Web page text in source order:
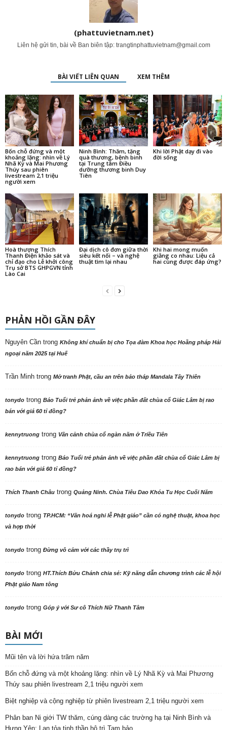
(phattuvietnam.net)
Liên hệ gửi tin, bài về Ban biên tập: trangtinphattuvietnam@gmail.com
BÀI VIẾT LIÊN QUAN XEM THÊM
Bốn chỗ đứng và một
khoảng lặng: nhìn về Lý
Nhã Kỳ và Mai Phương
Thúy sau phiên
livestream 2,1 triệu
người xem
Ninh Bình: Thăm, tặng
quà thương, bệnh binh
tại Trung tâm Điều
dưỡng thương binh Duy
Tiên
Khi lời Phật dạy đi vào
đời sống
Hoà thượng Thích
Thanh Điện khảo sát và
chỉ đạo cho Lễ khởi công
Trụ sở BTS GHPGVN tỉnh
Lào Cai
Đại dịch cô đơn giữa thời
siêu kết nối – và nghệ
thuật tìm lại nhau
Khi hai mong muốn
giằng co nhau: Liệu cả
hai cùng được đáp ứng?
PHẢN HỒI GẦN ĐÂY
Nguyên Cần trong Không khí chuẩn bị cho Tọa đàm Khoa học Hoằng pháp Hải
ngoại năm 2025 tại Huế
Trần Minh trong Mở tranh Phật, cầu an trên bảo tháp Mandala Tây Thiên
tonydo trong Báo Tuổi trẻ phản ảnh về việc phần đất chùa cổ Giác Lâm bị rao
bán với giá 60 tỉ đồng?
kennytruong trong Vãn cảnh chùa cổ ngàn năm ở Triều Tiên
kennytruong trong Báo Tuổi trẻ phản ảnh về việc phần đất chùa cổ Giác Lâm bị
rao bán với giá 60 tỉ đồng?
Thích Thanh Châu trong Quảng Ninh. Chùa Tiêu Dao Khóa Tu Học Cuối Năm
tonydo trong TP.HCM: “Văn hoá nghi lễ Phật giáo” cần có nghệ thuật, khoa học
và hợp thời
tonydo trong Đừng vô cảm với các thầy trụ trì
tonydo trong HT.Thích Bửu Chánh chia sẻ: Kỹ năng dẫn chương trình các lễ hội
Phật giáo Nam tông
tonydo trong Góp ý với Sư cô Thích Nữ Thanh Tâm
BÀI MỚI
Mũi tên và lời hứa trăm năm
Bốn chỗ đứng và một khoảng lặng: nhìn về Lý Nhã Kỳ và Mai Phương
Thúy sau phiên livestream 2,1 triệu người xem
Biệt nghiệp và cộng nghiệp từ phiên livestream 2,1 triệu người xem
Phân ban Ni giới TW thăm, cúng dàng các trường hạ tại Ninh Bình và
Hưng Yên: Lan tỏa tinh thần hộ trì Tam bảo